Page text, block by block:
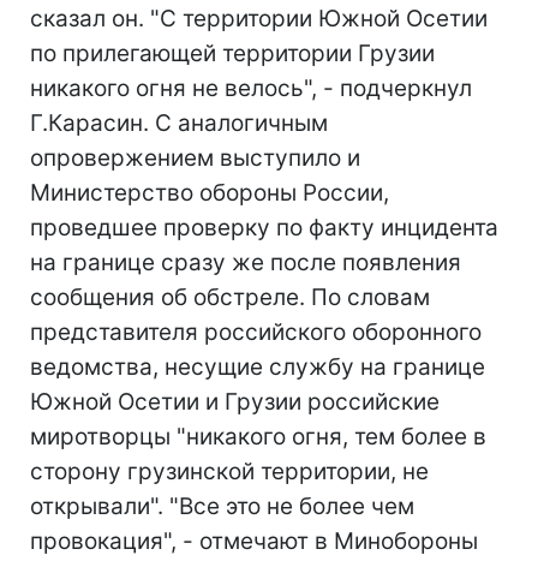
сказал он. "С территории Южной Осетии
по прилегающей территории Грузии
никакого огня не велось", - подчеркнул
Г.Карасин. С аналогичным
опровержением выступило и
Министерство обороны России,
проведшее проверку по факту инцидента
на границе сразу же после появления
сообщения об обстреле. По словам
представителя российского оборонного
ведомства, несущие службу на границе
Южной Осетии и Грузии российские
миротворцы "никакого огня, тем более в
сторону грузинской территории, не
открывали". "Все это не более чем
провокация", - отмечают в Минобороны